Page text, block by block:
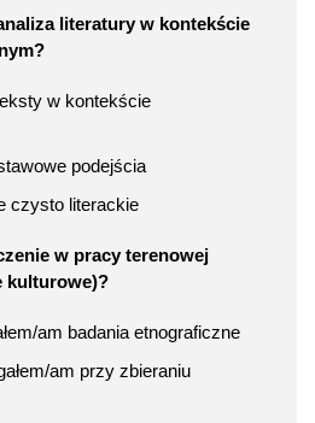
literatury w kontekście
w kontekście
podejścia
czysto literackie
w pracy terenowej
kulturowe)?
am badania etnograficzne
am przy zbieraniu